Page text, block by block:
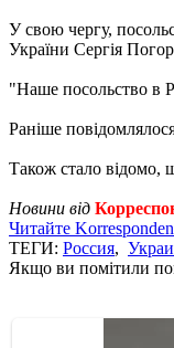
У свою чергу,
України Сергія
"Наше посольство в
Раніше
Також стало відомо,
Новини від
Читайте
ТЕГИ: Россия,
Якщо ви помітили